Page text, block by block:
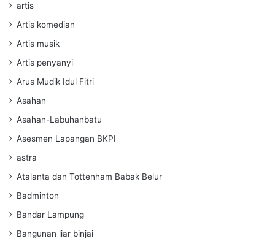
artis
Artis komedian
Artis musik
Artis penyanyi
Arus Mudik Idul Fitri
Asahan
Asahan-Labuhanbatu
Asesmen Lapangan BKPI
astra
Atalanta dan Tottenham Babak Belur
Badminton
Bandar Lampung
Bangunan liar binjai